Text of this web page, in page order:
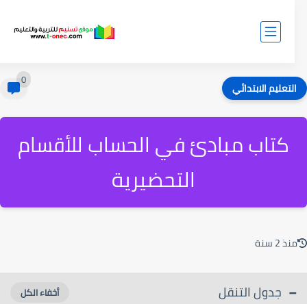
الابتدائي
كتاب مبادئ في الحساب للأقسام
التحضيرية
2 سنة
جدول التنقل